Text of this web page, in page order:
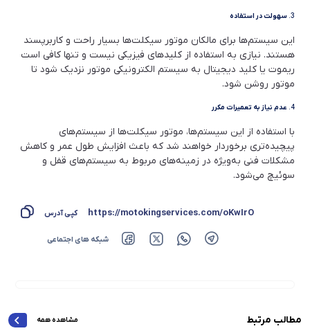
3. سهولت در استفاده
این سیستم‌ها برای مالکان موتور سیکلت‌ها بسیار راحت و کاربرپسند
هستند. نیازی به استفاده از کلیدهای فیزیکی نیست و تنها کافی است
ریموت یا کلید دیجیتال به سیستم الکترونیکی موتور نزدیک شود تا
موتور روشن شود.
4. عدم نیاز به تعمیرات مکرر
با استفاده از این سیستم‌ها، موتور سیکلت‌ها از سیستم‌های
پیچیده‌تری برخوردار خواهند شد که باعث افزایش طول عمر و کاهش
مشکلات فنی به‌ویژه در زمینه‌های مربوط به سیستم‌های قفل و
سوئیچ می‌شود.
https://motokingservices.com/oKwIrO کپی آدرس
شبکه های اجتماعی
مطالب مرتبط مشاهده همه